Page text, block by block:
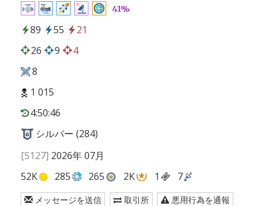
41%
89 55
21
26 9
4
8
1 015
4:50:46
シルバー (284)
[S127] 2026年 07月
52K 285 265 2K 1 7
メッセージを送信 取引所 悪用行為を通報